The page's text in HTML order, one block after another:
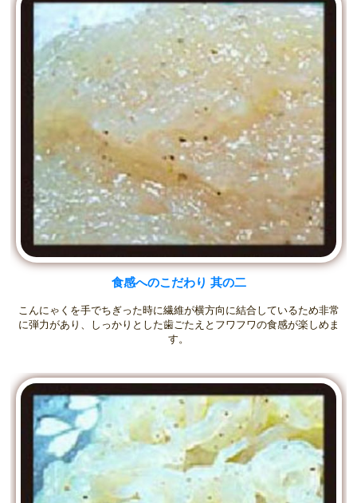
食感へのこだわり 其の二
こんにゃくを手でちぎった時に繊維が横方向に結合しているため非常
に弾力があり、しっかりとした歯ごたえとフワフワの食感が楽しめま
す。